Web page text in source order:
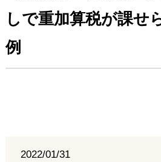
しで重加算税が課せ
例
2022/01/31